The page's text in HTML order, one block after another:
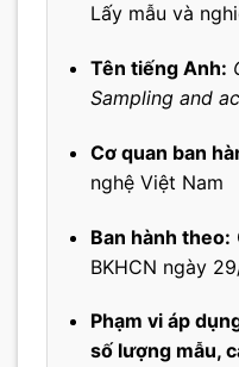
Lấy mẫu và
Tên tiếng Anh:
Sampling and
Cơ quan ban
nghệ Việt Nam
Ban hành theo:
BKHCN ngày
Phạm vi áp
số lượng mẫu,